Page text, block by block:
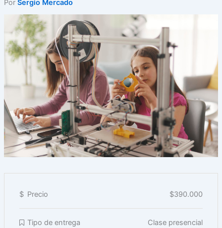
Por Sergio Mercado
$ Precio $390.000
Tipo de entrega Clase presencial